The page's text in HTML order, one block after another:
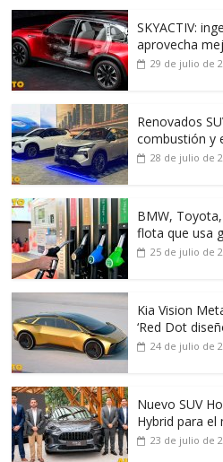
SKYACTIV:
aprovecha
29 de julio de
Renovados
combustión y
28 de julio de
BMW,
flota que usa
25 de julio de
Kia Vision
‘Red Dot
24 de julio de
Nuevo SUV
Hybrid para el
23 de julio de